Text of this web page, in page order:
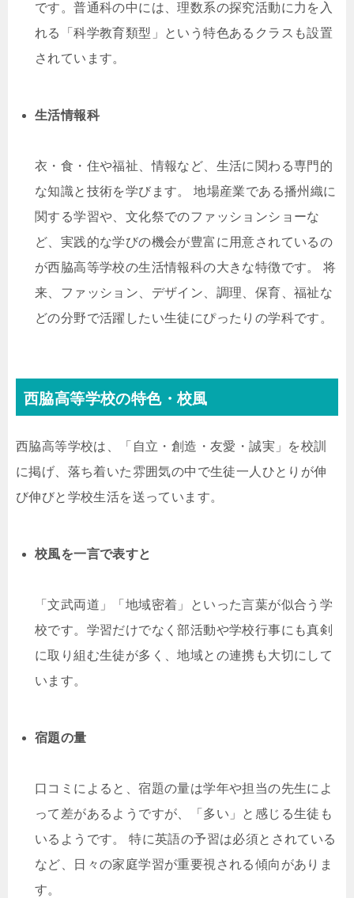
です。普通科の中には、理数系の探究活動に力を入
れる「科学教育類型」という特色あるクラスも設置
されています。
生活情報科
衣・食・住や福祉、情報など、生活に関わる専門的
な知識と技術を学びます。 地場産業である播州織に
関する学習や、文化祭でのファッションショーな
ど、実践的な学びの機会が豊富に用意されているの
が西脇高等学校の生活情報科の大きな特徴です。 将
来、ファッション、デザイン、調理、保育、福祉な
どの分野で活躍したい生徒にぴったりの学科です。
西脇高等学校の特色・校風
西脇高等学校は、「自立・創造・友愛・誠実」を校訓
に掲げ、落ち着いた雰囲気の中で生徒一人ひとりが伸
び伸びと学校生活を送っています。
校風を一言で表すと
「文武両道」「地域密着」といった言葉が似合う学
校です。学習だけでなく部活動や学校行事にも真剣
に取り組む生徒が多く、地域との連携も大切にして
います。
宿題の量
口コミによると、宿題の量は学年や担当の先生によ
って差があるようですが、「多い」と感じる生徒も
いるようです。 特に英語の予習は必須とされている
など、日々の家庭学習が重要視される傾向がありま
す。